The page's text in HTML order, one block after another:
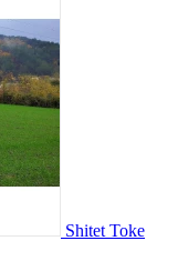
Shitet Toke